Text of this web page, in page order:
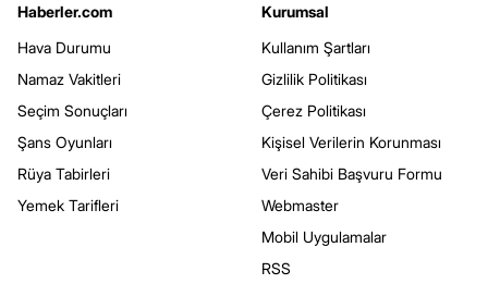
Haberler.com
Hava Durumu
Namaz Vakitleri
Seçim Sonuçları
Şans Oyunları
Rüya Tabirleri
Yemek Tarifleri
Kurumsal
Kullanım Şartları
Gizlilik Politikası
Çerez Politikası
Kişisel Verilerin Korunması
Veri Sahibi Başvuru Formu
Webmaster
Mobil Uygulamalar
RSS